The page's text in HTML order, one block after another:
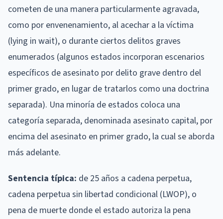
cometen de una manera particularmente agravada,
como por envenenamiento, al acechar a la víctima
(lying in wait), o durante ciertos delitos graves
enumerados (algunos estados incorporan escenarios
específicos de asesinato por delito grave dentro del
primer grado, en lugar de tratarlos como una doctrina
separada). Una minoría de estados coloca una
categoría separada, denominada asesinato capital, por
encima del asesinato en primer grado, la cual se aborda
más adelante.
Sentencia típica: de 25 años a cadena perpetua,
cadena perpetua sin libertad condicional (LWOP), o
pena de muerte donde el estado autoriza la pena